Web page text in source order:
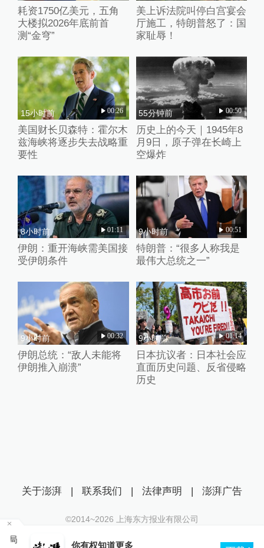
耗资1750亿美元，五角
大楼拟2026年底前首
测“金穹”
美上诉法院叫停白宫宴会
厅施工，特朗普怒了：国
家耻辱！
15小时前 00:26
美国财长贝森特：霍尔木
兹海峡将逐步失去战略重
要性
55分钟前 00:50
历史上的今天｜1945年8
月9日，原子弹在长崎上
空爆炸
8小时前 01:11
伊朗：重开海峡需美国接
受伊朗条件
9小时前 00:51
特朗普：“很多人称我是
最伟大总统之一”
9小时前 00:32
伊朗总统：“敌人未能将
伊朗推入崩溃”
9小时前 01:14
日本抗议者：日本社会应
直面历史问题、反省侵略
历史
你有权知道更多
关于澎湃 | 联系我们 | 法律声明 | 澎湃广告
©2014~2026 上海东方报业有限公司